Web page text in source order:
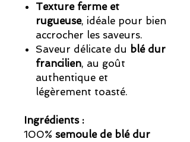
Texture ferme et
rugueuse, idéale pour bien
accrocher les saveurs.
Saveur délicate du blé dur
francilien, au goût
authentique et
légèrement toasté.
Ingrédients :
100% semoule de blé dur